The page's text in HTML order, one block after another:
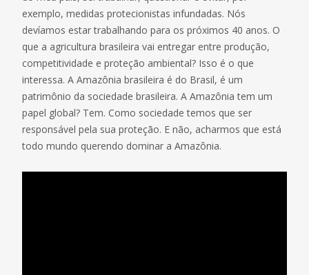
exemplo, medidas protecionistas infundadas. Nós
devíamos estar trabalhando para os próximos 40 anos. O
que a agricultura brasileira vai entregar entre produção,
competitividade e proteção ambiental? Isso é o que
interessa. A Amazônia brasileira é do Brasil, é um
patrimônio da sociedade brasileira. A Amazônia tem um
papel global? Tem. Como sociedade temos que ser
responsável pela sua proteção. E não, acharmos que está
todo mundo querendo dominar a Amazônia.